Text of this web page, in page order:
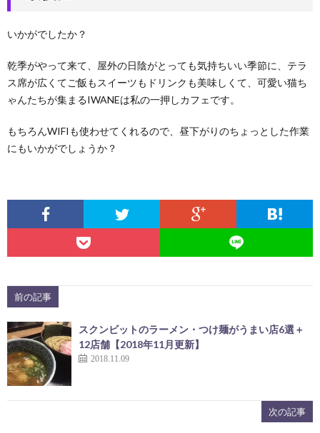
いかがでしたか？
乾季がやって来て、屋外の日陰がとっても気持ちいい季節に、テラ
ス席が広くてご飯もスイーツもドリンクも美味しくて、可愛い猫ち
ゃんたちが集まるIWANEは私の一押しカフェです。
もちろんWIFIも使わせてくれるので、昼下がりのちょっとした作業
にもいかがでしょうか？
前の記事
スクンビットのラーメン・つけ麺がうまい店6選＋
12店舗【2018年11月更新】
2018.11.09
次の記事